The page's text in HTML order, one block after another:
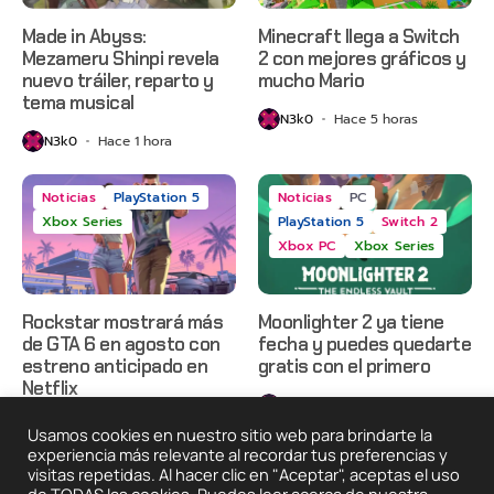
Made in Abyss:
Mezameru Shinpi revela
nuevo tráiler, reparto y
tema musical
N3k0 Hace 1 hora
Minecraft llega a Switch
2 con mejores gráficos y
mucho Mario
N3k0 Hace 5 horas
Noticias
PlayStation 5
Xbox Series
Rockstar mostrará más
de GTA 6 en agosto con
estreno anticipado en
Netflix
Hace 23 horas
Noticias
PC
PlayStation 5
Switch 2
Xbox PC
Xbox Series
Moonlighter 2 ya tiene
fecha y puedes quedarte
gratis con el primero
Usamos cookies en nuestro sitio web para brindarte la
experiencia más relevante al recordar tus preferencias y
visitas repetidas. Al hacer clic en "Aceptar", aceptas el uso